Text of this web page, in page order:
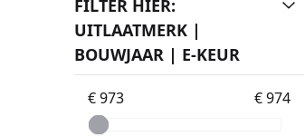
FILTER HIER:
UITLAATMERK |
BOUWJAAR | E-KEUR
€ 973 € 974